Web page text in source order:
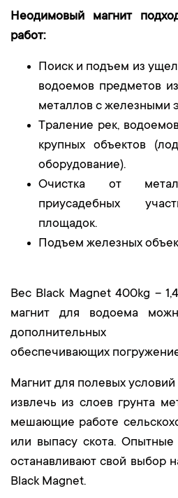
Неодимовый магнит
работ:
Поиск и подъем из
водоемов предметов
металлов с железными
Траление рек,
крупных объектов
оборудование).
Очистка от
приусадебных
площадок.
Подъем железных
Вес Black Magnet 400kg –
магнит для водоема
дополнительных
обеспечивающих
Магнит для полевых
извлечь из слоев грунта
мешающие работе
или выпасу скота. Опытные
останавливают свой выбор
Black Magnet.